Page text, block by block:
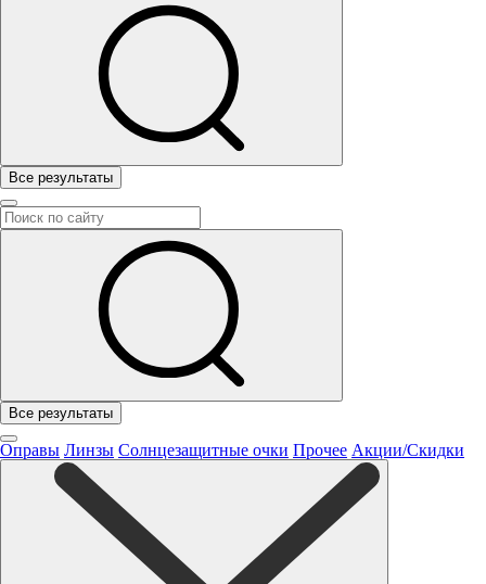
Все результаты
Все результаты
Оправы Линзы Солнцезащитные очки Прочее Акции/Скидки